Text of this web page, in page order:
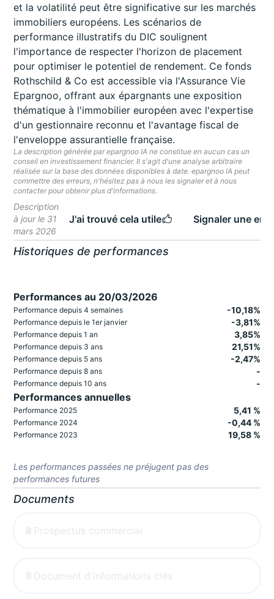
et la volatilité peut être significative sur les marchés
immobiliers européens. Les scénarios de
performance illustratifs du DIC soulignent
l'importance de respecter l'horizon de placement
pour optimiser le potentiel de rendement. Ce fonds
Rothschild & Co est accessible via l'Assurance Vie
Epargnoo, offrant aux épargnants une exposition
thématique à l'immobilier européen avec l'expertise
d'un gestionnaire reconnu et l'avantage fiscal de
l'enveloppe assurantielle française.
La description générée par epargnoo IA ne constitue en aucun cas un
conseil en investissement financier. Il s'agit d'une analyse arbitraire
réalisée sur la base des données disponibles à date. epargnoo IA peut
commettre des erreurs, n'hésitez pas à nous les signaler et à nous
contacter pour obtenir plus d'informations.
Description
à jour le 31
mars 2026
J'ai trouvé cela utile Signaler une
Historiques de performances
Performances au 20/03/2026
Performance depuis 4 semaines -10,18%
Performance depuis le 1er janvier -3,81%
Performance depuis 1 an 3,85%
Performance depuis 3 ans 21,51%
Performance depuis 5 ans -2,47%
Performance depuis 8 ans -
Performance depuis 10 ans -
Performances annuelles
Performance 2025 5,41 %
Performance 2024 -0,44 %
Performance 2023 19,58 %
Les performances passées ne préjugent pas des
performances futures
Documents
Prospectus commercial
Document d'informations clés